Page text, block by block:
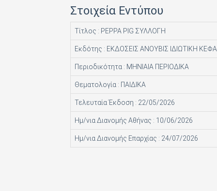
ICONS TV ΜΟΝΟΠΡΟΣΩΠΗ Ι Κ Ε
INFO EDITIONS Ε Ε
INTRACORD ΛΕΝΑ ΜΟΝΟΠΡΟΣΩΠΗ ΙΚΕ
M.V. PRESS ΜΟΝΟΠΡΟΣΩΠΗ ΙΚΕ
MAD MAX Ε Ε
MEDIA ΜΑΘΙΟΥΔΑΚΗΣ Α.Ε.
MEDIA2DAY ΕΚΔΟΤΙΚΗ Α.Ε
MILKRO HELLAS HELLAS PUBL. SERVICES LTD
Στοιχεία Εντύπου
Τίτλος : PEPPA PIG ΣΥΛΛΟΓΗ
Εκδότης : ΕΚΔΟΣΕΙΣ ΑΝΟΥΒΙΣ ΙΔΙΩΤΙΚΗ
Περιοδικότητα : ΜΗΝΙΑΙΑ ΠΕΡΙΟΔΙΚΑ
Θεματολογία : ΠΑΙΔΙΚΑ
Τελευταία Έκδοση : 22/05/2026
Ημ/νια Διανομής Αθήνας : 10/06/2026
Ημ/νια Διανομής Επαρχίας : 24/07/2026